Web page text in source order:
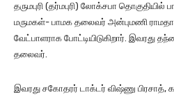
தருமபுரி (தர்மபுரி) லோக்சபா
மருமகள்- பாமக தலைவர் அன்புமணி
வேட்பாளராக போட்டியிடுகிறார். இவரது
தலைவர்.
இவரது சகோதரர் டாக்டர் விஷ்ணு பிரசாத்,